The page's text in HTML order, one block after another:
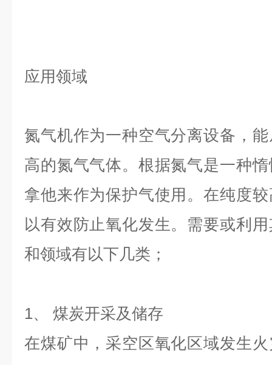
应用领域
氮气机作为一种空气分离设备，
高的氮气气体。根据氮气是一种
拿他来作为保护气使用。在纯度
以有效防止氧化发生。需要或利
和领域有以下几类；
1、 煤炭开采及储存
在煤矿中，采空区氧化区域发生